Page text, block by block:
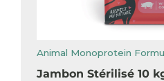
Animal Monoprotein
Jambon Stérilisé 10